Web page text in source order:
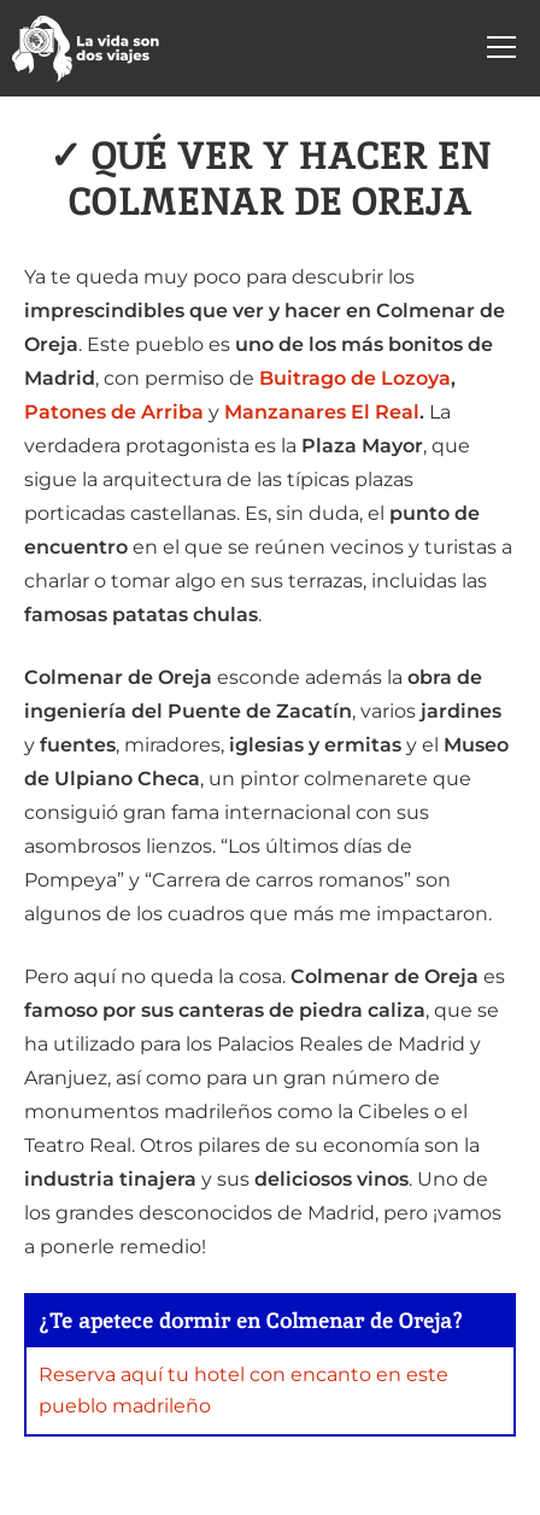
✓ QUÉ VER Y HACER EN
COLMENAR DE OREJA
Ya te queda muy poco para descubrir los
imprescindibles que ver y hacer en Colmenar de
Oreja. Este pueblo es uno de los más bonitos de
Madrid, con permiso de Buitrago de Lozoya,
Patones de Arriba y Manzanares El Real. La
verdadera protagonista es la Plaza Mayor, que
sigue la arquitectura de las típicas plazas
porticadas castellanas. Es, sin duda, el punto de
encuentro en el que se reúnen vecinos y turistas a
charlar o tomar algo en sus terrazas, incluidas las
famosas patatas chulas.
Colmenar de Oreja esconde además la obra de
ingeniería del Puente de Zacatín, varios jardines
y fuentes, miradores, iglesias y ermitas y el Museo
de Ulpiano Checa, un pintor colmenarete que
consiguió gran fama internacional con sus
asombrosos lienzos. “Los últimos días de
Pompeya” y “Carrera de carros romanos” son
algunos de los cuadros que más me impactaron.
Pero aquí no queda la cosa. Colmenar de Oreja es
famoso por sus canteras de piedra caliza, que se
ha utilizado para los Palacios Reales de Madrid y
Aranjuez, así como para un gran número de
monumentos madrileños como la Cibeles o el
Teatro Real. Otros pilares de su economía son la
industria tinajera y sus deliciosos vinos. Uno de
los grandes desconocidos de Madrid, pero ¡vamos
a ponerle remedio!
¿Te apetece dormir en Colmenar de Oreja?
Reserva aquí tu hotel con encanto en este
pueblo madrileño